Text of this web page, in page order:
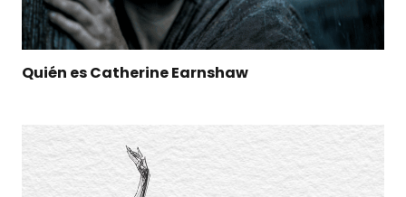
Quién es Catherine Earnshaw